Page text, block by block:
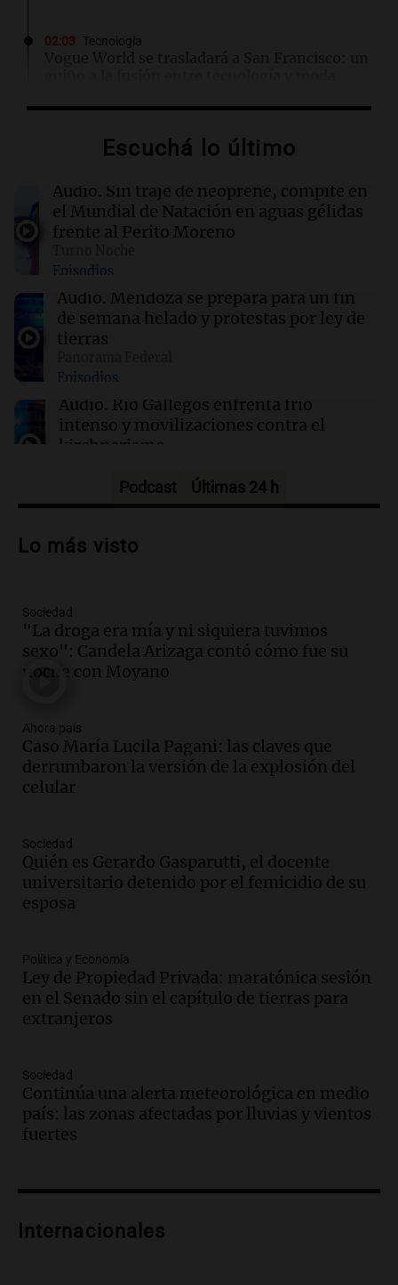
02:03 Tecnología
Vogue World se trasladará a San Francisco: un
Laura Galván brilla en los Centroamericanos y
01:29 Ciencia
La fertilización podría depender del trabajo en
estudio
01:24 Mundo
Tiroteo en escuela secundaria de Tailandia:
Escuchá lo último
Audio. Sin traje de neoprene, compite en
el Mundial de Natación en aguas gélidas
frente al Perito Moreno
Episodios
Audio. Mendoza se prepara para un fin
de semana helado y protestas por ley de
tierras
Episodios
Audio. Río Gallegos enfrenta frío
intenso y movilizaciones contra el
kirchnerismo
Audio.Debate en el Senado sobre
la soberanía digital en Argentina
Audio.
de semana helado y ciudadanos
marchan contra reforma de tierras
Panorama Federal
Audio.
El "Mono" de Kapanga
adelantó su show en Rosario.
Viva la Radio Rosario
Episodios
en suspenso a hombre por simular robo
de recaudación en San Luis
Panorama Federal
Episodios
ayuda por problemas de fertilidad y la
ostentación de millonarios
Amamos Argentina
Episodios
avanza con testimonios clave sobre el
accidente en Villa Dolores
Panorama Federal
tributo todos los jueves
Episodios
Podcast Últimas 24 h
Lo más visto
Sociedad
"La droga era mía y ni siquiera tuvimos
sexo": Candela Arizaga contó cómo fue su
noche con Moyano
Ahora país
Caso María Lucila Pagani: las claves que
derrumbaron la versión de la explosión del
celular
Sociedad
Quién es Gerardo Gasparutti, el docente
universitario detenido por el femicidio de su
esposa
Política y Economía
Ley de Propiedad Privada: maratónica sesión
en el Senado sin el capítulo de tierras para
extranjeros
Sociedad
Continúa una alerta meteorológica en medio
país: las zonas afectadas por lluvias y vientos
fuertes
Internacionales